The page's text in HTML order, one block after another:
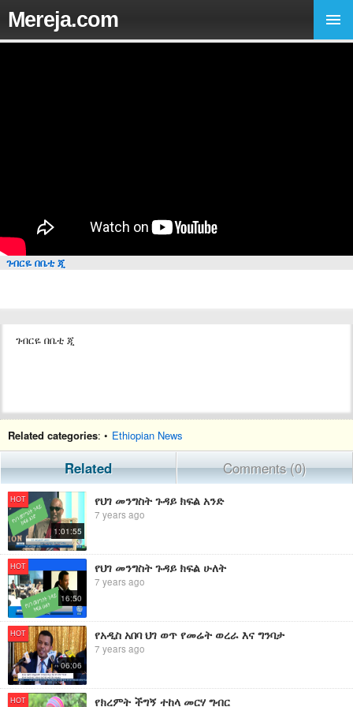
Mereja.com
ገብርዬ በቤቲ ጂ
ገብርዬ በቤቲ ጂ
Related categories: • Ethiopian News
Related Comments (0)
HOT
1:01:55
የህገ መንግስት ጉዳይ ክፍል አንድ
7 years ago
HOT
16:50
የህገ መንግስት ጉዳይ ክፍል ሁለት
7 years ago
HOT
06:06
የአዲስ አበባ ህገ ወጥ የመሬት ወረራ እና ግንባታ
7 years ago
HOT የክረምት ችግኝ ተከላ መርሃ ግብር